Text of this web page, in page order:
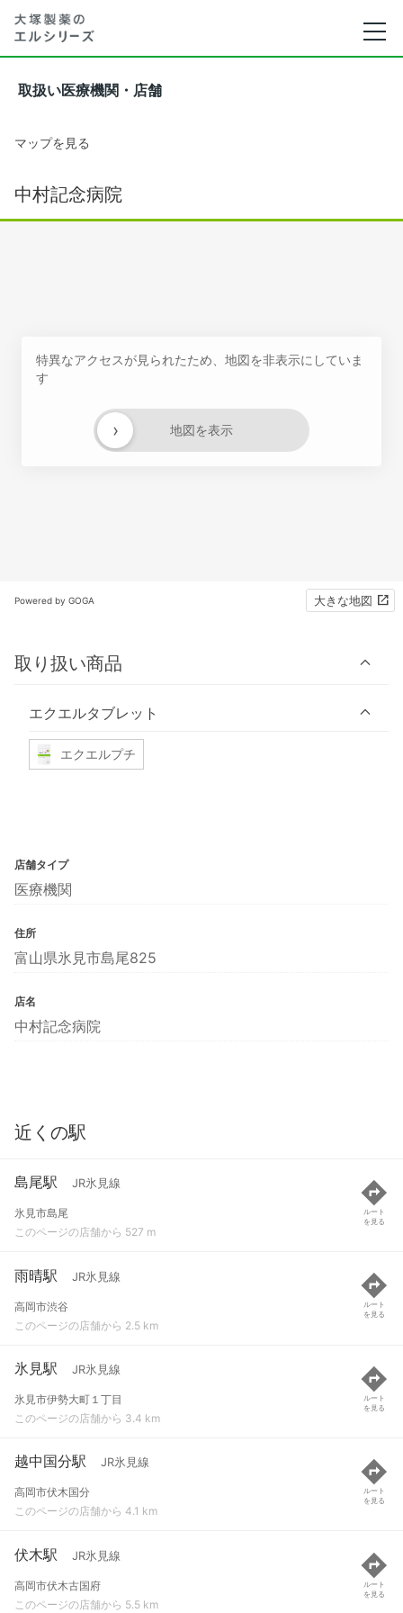
取扱い医療機関・店舗
マップを見る
中村記念病院
特異なアクセスが見られたため、地図を非表示にしていま
す
地図を表示
›
Powered by GOGA 大きな地図
取り扱い商品
エクエルタブレット
エクエルプチ
店舗タイプ
医療機関
住所
富山県氷見市島尾825
店名
中村記念病院
近くの駅
島尾駅 JR氷見線
氷見市島尾
このページの店舗から 527 m
ルート
を見る
雨晴駅 JR氷見線
高岡市渋谷
このページの店舗から 2.5 km
ルート
を見る
氷見駅 JR氷見線
氷見市伊勢大町１丁目
このページの店舗から 3.4 km
ルート
を見る
越中国分駅 JR氷見線
高岡市伏木国分
このページの店舗から 4.1 km
ルート
を見る
伏木駅 JR氷見線
高岡市伏木古国府
このページの店舗から 5.5 km
ルート
を見る